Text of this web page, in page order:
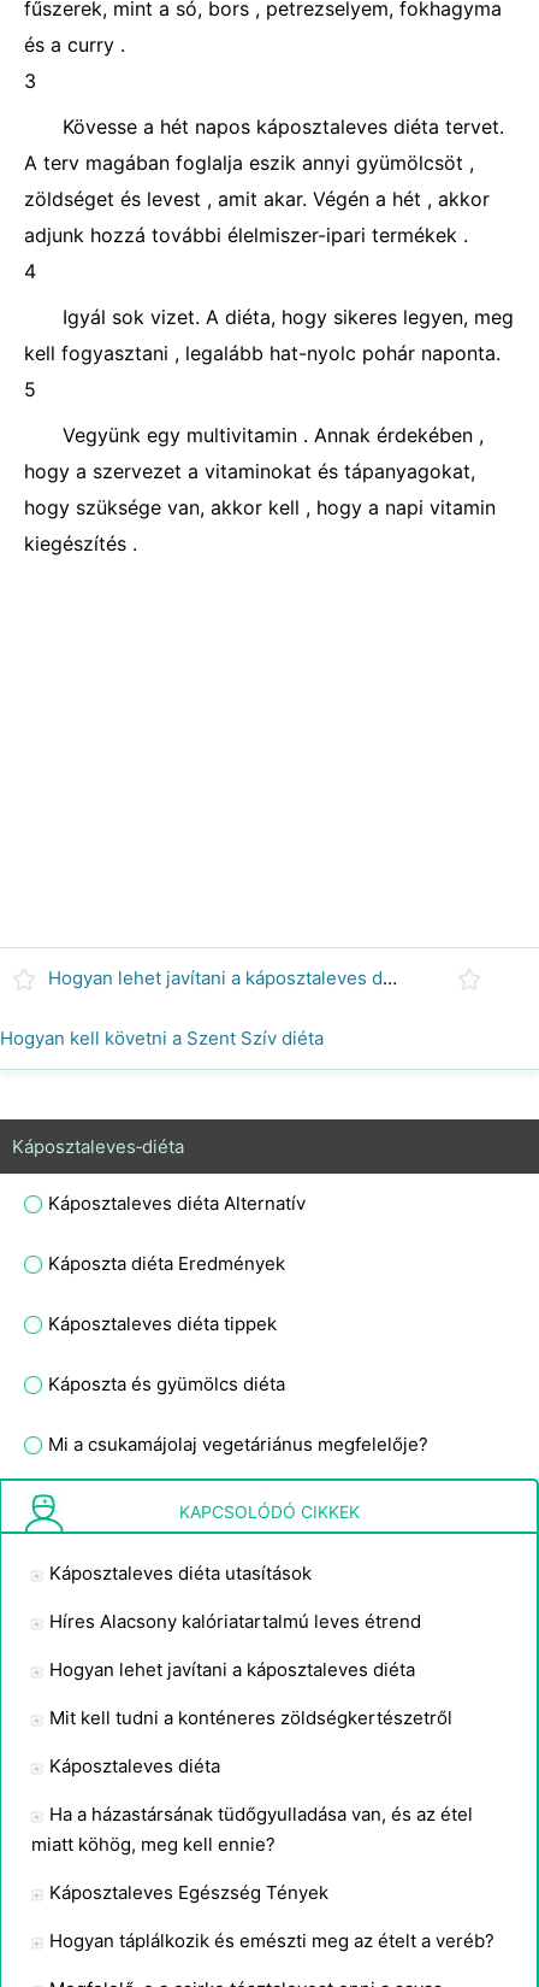
fűszerek, mint a só, bors , petrezselyem, fokhagyma
és a curry .
3
Kövesse a hét napos káposztaleves diéta tervet.
A terv magában foglalja eszik annyi gyümölcsöt ,
zöldséget és levest , amit akar. Végén a hét , akkor
adjunk hozzá további élelmiszer-ipari termékek .
4
Igyál sok vizet. A diéta, hogy sikeres legyen, meg
kell fogyasztani , legalább hat-nyolc pohár naponta.
5
Vegyünk egy multivitamin . Annak érdekében ,
hogy a szervezet a vitaminokat és tápanyagokat,
hogy szüksége van, akkor kell , hogy a napi vitamin
kiegészítés .
Hogyan lehet javítani a káposztaleves diéta
Hogyan kell követni a Szent Szív diéta
Káposztaleves‑diéta
Káposztaleves diéta Alternatív
Káposzta diéta Eredmények
Káposztaleves diéta tippek
Káposzta és gyümölcs diéta
Mi a csukamájolaj vegetáriánus megfelelője?
Hogyan kell követni a Szent Szív diéta
KAPCSOLÓDÓ CIKKEK
Káposztaleves diéta utasítások
Híres Alacsony kalóriatartalmú leves étrend
Hogyan lehet javítani a káposztaleves diéta
Mit kell tudni a konténeres zöldségkertészetről
Káposztaleves diéta
Ha a házastársának tüdőgyulladása van, és az étel
miatt köhög, meg kell ennie?
Káposztaleves Egészség Tények
Hogyan táplálkozik és emészti meg az ételt a veréb?